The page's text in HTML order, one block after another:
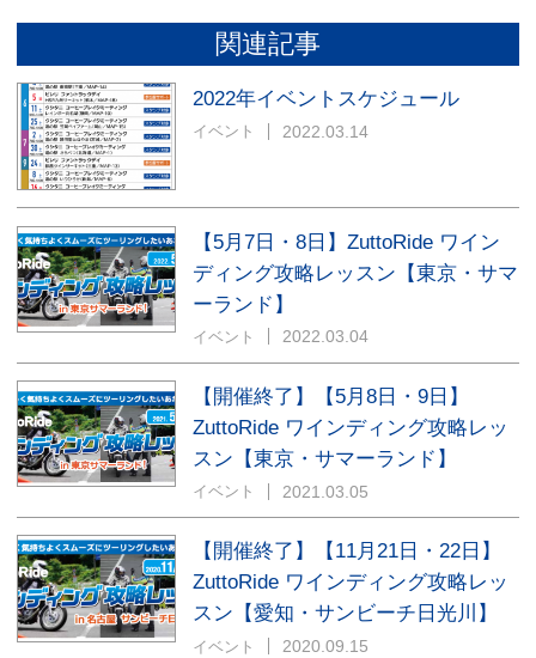
関連記事
2022年イベントスケジュール
イベント 2022.03.14
【5月7日・8日】ZuttoRide ワイン
ディング攻略レッスン【東京・サマ
ーランド】
イベント 2022.03.04
【開催終了】【5月8日・9日】
ZuttoRide ワインディング攻略レッ
スン【東京・サマーランド】
イベント 2021.03.05
【開催終了】【11月21日・22日】
ZuttoRide ワインディング攻略レッ
スン【愛知・サンビーチ日光川】
イベント 2020.09.15